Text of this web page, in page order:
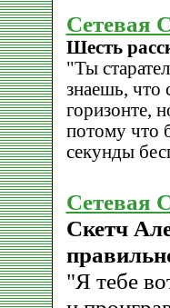
Сетевая
Шесть
"Ты
знаешь, что
горизонте,
потому что
секунды
Сетевая
Скетч
"Я тебе